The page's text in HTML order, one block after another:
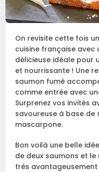
On revisite cette fois
cuisine française avec
délicieuse idéale pour
et nourrissante ! Une
saumon fumé
comme entrée avec
Surprenez vos invités
savoureuse à base de
mascarpone.
Bon voilà une belle
de deux saumons et
trés